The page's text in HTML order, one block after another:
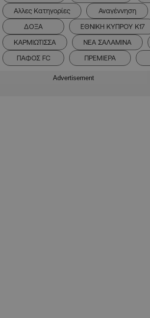
Αλλες Κατηγορίες
Αναγέννηση
ΔΟΞΑ
ΕΘΝΙΚΗ ΚΥΠΡΟΥ Κ17
ΚΑΡΜΙΩΤΙΣΣΑ
ΝΕΑ ΣΑΛΑΜΙΝΑ
ΠΑΦΟΣ FC
ΠΡΕΜΙΕΡΑ
Advertisement